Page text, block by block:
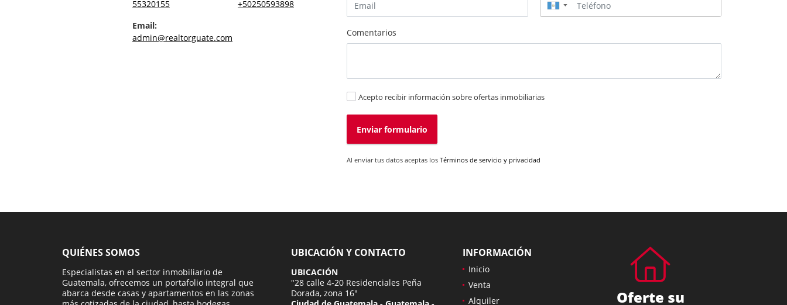
55320155
+50250593898
Email:
admin@realtorguate.com
▼
Comentarios
Acepto recibir información sobre ofertas inmobiliarias
Enviar formulario
Al enviar tus datos aceptas los Términos de servicio y privacidad
QUIÉNES SOMOS
Especialistas en el sector inmobiliario de
Guatemala, ofrecemos un portafolio integral que
abarca desde casas y apartamentos en las zonas
UBICACIÓN Y CONTACTO
UBICACIÓN
"28 calle 4-20 Residenciales Peña
Dorada, zona 16"
INFORMACIÓN
Inicio
Venta
Alquiler
Oferte su